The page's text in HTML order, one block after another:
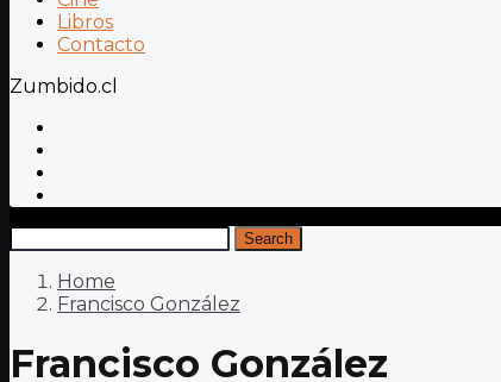
Libros
Contacto
Zumbido.cl
Search
Home
Francisco González
Francisco González